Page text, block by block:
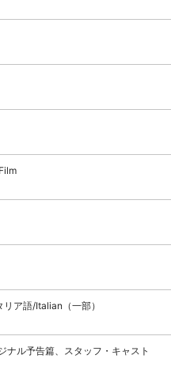
ア語/Italian（一部）
ナル予告篇、スタッフ・キャスト